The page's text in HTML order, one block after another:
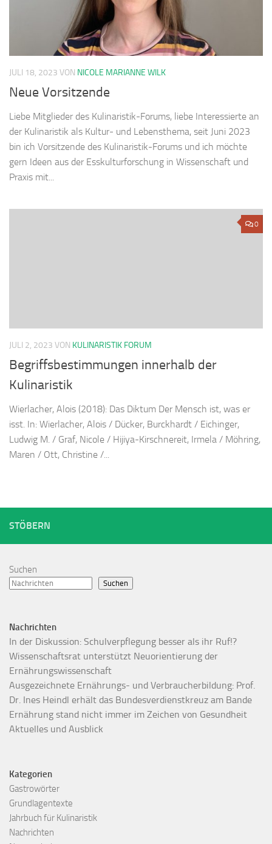
JULI 18, 2023 VON NICOLE MARIANNE WILK
Neue Vorsitzende
Liebe Mitglieder des Kulinaristik-Forums, liebe Interessierte an
der Kulinaristik als Kultur- und Lebensthema, seit Juni 2023
bin ich Vorsitzende des Kulinaristik-Forums und ich möchte
gern Ideen aus der Esskulturforschung in Wissenschaft und
Praxis mit...
0
JULI 2, 2023 VON KULINARISTIK FORUM
Begriffsbestimmungen innerhalb der
Kulinaristik
Wierlacher, Alois (2018): Das Diktum Der Mensch ist, was er
isst. In: Wierlacher, Alois / Dücker, Burckhardt / Eichinger,
Ludwig M. / Graf, Nicole / Hijiya-Kirschnereit, Irmela / Möhring,
Maren / Ott, Christine /...
STÖBERN
Suchen
Suchen
Nachrichten
In der Diskussion: Schulverpflegung besser als ihr Ruf!?
Wissenschaftsrat unterstützt Neuorientierung der
Ernährungswissenschaft
Ausgezeichnete Ernährungs- und Verbraucherbildung: Prof.
Dr. Ines Heindl erhält das Bundesverdienstkreuz am Bande
Ernährung stand nicht immer im Zeichen von Gesundheit
Aktuelles und Ausblick
Kategorien
Gastrowörter
Grundlagentexte
Jahrbuch für Kulinaristik
Nachrichten